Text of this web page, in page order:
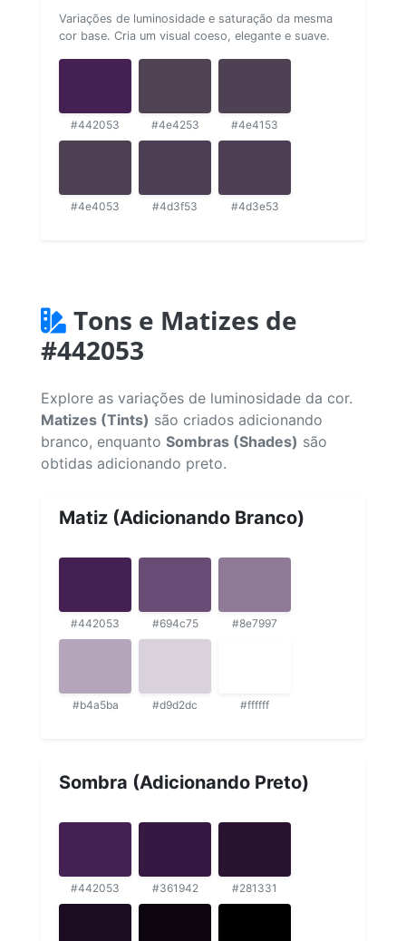
Variações de luminosidade e saturação da mesma
cor base. Cria um visual coeso, elegante e suave.
#442053 #4e4253 #4e4153
#4e4053 #4d3f53 #4d3e53
Tons e Matizes de
#442053
Explore as variações de luminosidade da cor.
Matizes (Tints) são criados adicionando
branco, enquanto Sombras (Shades) são
obtidas adicionando preto.
Matiz (Adicionando Branco)
#442053 #694c75 #8e7997
#b4a5ba #d9d2dc #ffffff
Sombra (Adicionando Preto)
#442053 #361942 #281331